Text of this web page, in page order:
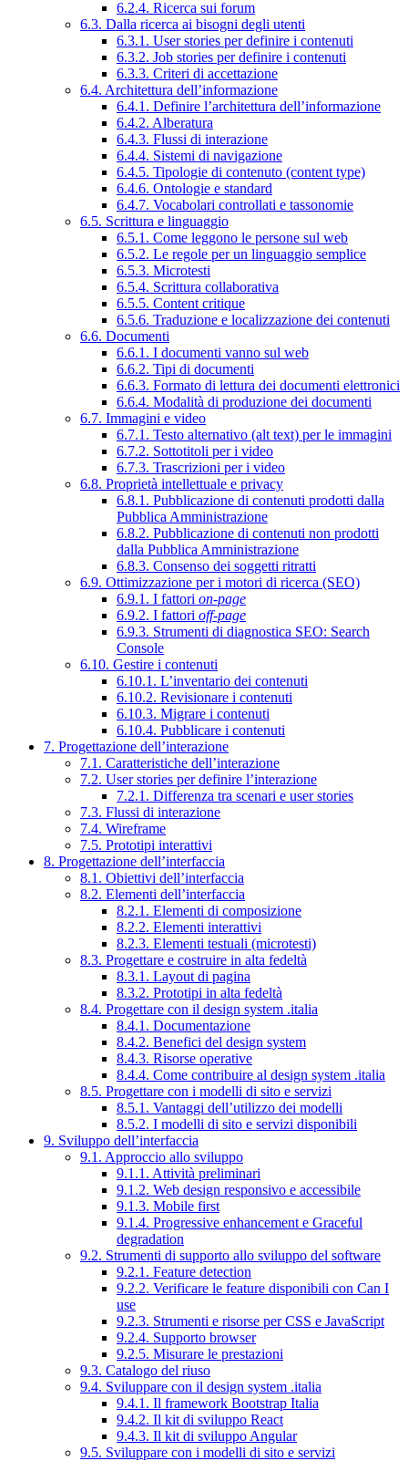
6.2.4. Ricerca sui forum
6.3. Dalla ricerca ai bisogni degli utenti
6.3.1. User stories per definire i contenuti
6.3.2. Job stories per definire i contenuti
6.3.3. Criteri di accettazione
6.4. Architettura dell’informazione
6.4.1. Definire l’architettura dell’informazione
6.4.2. Alberatura
6.4.3. Flussi di interazione
6.4.4. Sistemi di navigazione
6.4.5. Tipologie di contenuto (content type)
6.4.6. Ontologie e standard
6.4.7. Vocabolari controllati e tassonomie
6.5. Scrittura e linguaggio
6.5.1. Come leggono le persone sul web
6.5.2. Le regole per un linguaggio semplice
6.5.3. Microtesti
6.5.4. Scrittura collaborativa
6.5.5. Content critique
6.5.6. Traduzione e localizzazione dei contenuti
6.6. Documenti
6.6.1. I documenti vanno sul web
6.6.2. Tipi di documenti
6.6.3. Formato di lettura dei documenti elettronici
6.6.4. Modalità di produzione dei documenti
6.7. Immagini e video
6.7.1. Testo alternativo (alt text) per le immagini
6.7.2. Sottotitoli per i video
6.7.3. Trascrizioni per i video
6.8. Proprietà intellettuale e privacy
6.8.1. Pubblicazione di contenuti prodotti dalla
Pubblica Amministrazione
6.8.2. Pubblicazione di contenuti non prodotti
dalla Pubblica Amministrazione
6.8.3. Consenso dei soggetti ritratti
6.9. Ottimizzazione per i motori di ricerca (SEO)
6.9.1. I fattori on-page
6.9.2. I fattori off-page
6.9.3. Strumenti di diagnostica SEO: Search
Console
6.10. Gestire i contenuti
6.10.1. L’inventario dei contenuti
6.10.2. Revisionare i contenuti
6.10.3. Migrare i contenuti
6.10.4. Pubblicare i contenuti
7. Progettazione dell’interazione
7.1. Caratteristiche dell’interazione
7.2. User stories per definire l’interazione
7.2.1. Differenza tra scenari e user stories
7.3. Flussi di interazione
7.4. Wireframe
7.5. Prototipi interattivi
8. Progettazione dell’interfaccia
8.1. Obiettivi dell’interfaccia
8.2. Elementi dell’interfaccia
8.2.1. Elementi di composizione
8.2.2. Elementi interattivi
8.2.3. Elementi testuali (microtesti)
8.3. Progettare e costruire in alta fedeltà
8.3.1. Layout di pagina
8.3.2. Prototipi in alta fedeltà
8.4. Progettare con il design system .italia
8.4.1. Documentazione
8.4.2. Benefici del design system
8.4.3. Risorse operative
8.4.4. Come contribuire al design system .italia
8.5. Progettare con i modelli di sito e servizi
8.5.1. Vantaggi dell’utilizzo dei modelli
8.5.2. I modelli di sito e servizi disponibili
9. Sviluppo dell’interfaccia
9.1. Approccio allo sviluppo
9.1.1. Attività preliminari
9.1.2. Web design responsivo e accessibile
9.1.3. Mobile first
9.1.4. Progressive enhancement e Graceful
degradation
9.2. Strumenti di supporto allo sviluppo del software
9.2.1. Feature detection
9.2.2. Verificare le feature disponibili con Can I
use
9.2.3. Strumenti e risorse per CSS e JavaScript
9.2.4. Supporto browser
9.2.5. Misurare le prestazioni
9.3. Catalogo del riuso
9.4. Sviluppare con il design system .italia
9.4.1. Il framework Bootstrap Italia
9.4.2. Il kit di sviluppo React
9.4.3. Il kit di sviluppo Angular
9.5. Sviluppare con i modelli di sito e servizi